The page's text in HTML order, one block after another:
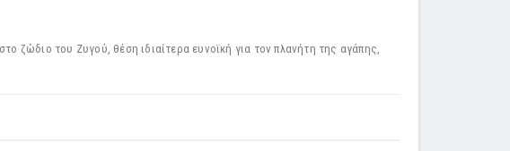
ζώδιο του Ζυγού, θέση ιδιαίτερα ευνοϊκή για τον πλανήτη της αγάπης,